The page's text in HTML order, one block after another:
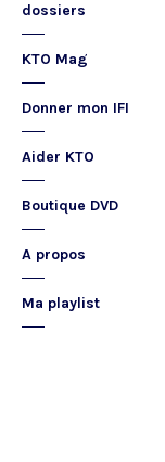
dossiers
KTO Mag
Donner mon IFI
Aider KTO
Boutique DVD
A propos
Ma playlist